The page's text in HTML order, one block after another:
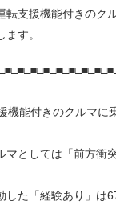
転支援機能付きのク
す。
能付きのクルマに
としては「前方衝
た「経験あり」は